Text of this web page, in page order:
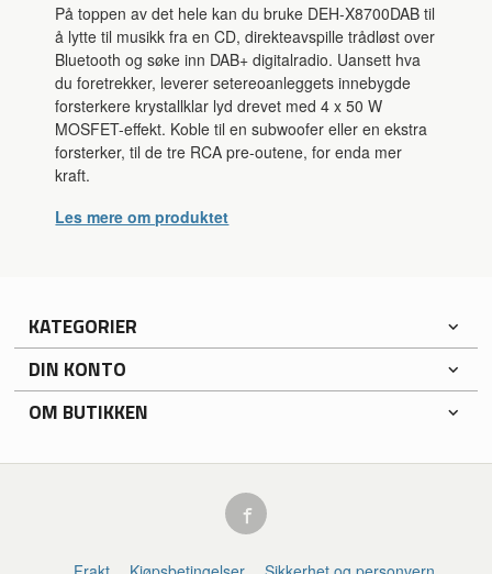
På toppen av det hele kan du bruke DEH-X8700DAB til
å lytte til musikk fra en CD, direkteavspille trådløst over
Bluetooth og søke inn DAB+ digitalradio. Uansett hva
du foretrekker, leverer setereoanleggets innebygde
forsterkere krystallklar lyd drevet med 4 x 50 W
MOSFET-effekt. Koble til en subwoofer eller en ekstra
forsterker, til de tre RCA pre-outene, for enda mer
kraft.
Les mere om produktet
KATEGORIER
DIN KONTO
OM BUTIKKEN